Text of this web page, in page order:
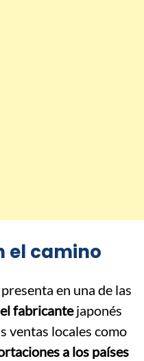
el camino
en una de las
fabricantejaponés
ventas locales como
a los países